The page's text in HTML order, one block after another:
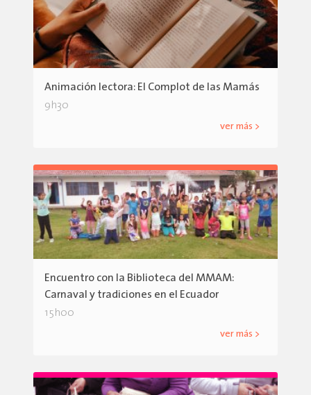
Animación lectora: El Complot de las Mamás
9h30
ver más >
Encuentro con la Biblioteca del MMAM:
Carnaval y tradiciones en el Ecuador
15h00
ver más >